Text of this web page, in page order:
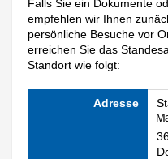
Falls Sie ein Dokumente
empfehlen wir Ihnen
persönliche Besuche vor
erreichen Sie das
Standort wie folgt:
Adresse